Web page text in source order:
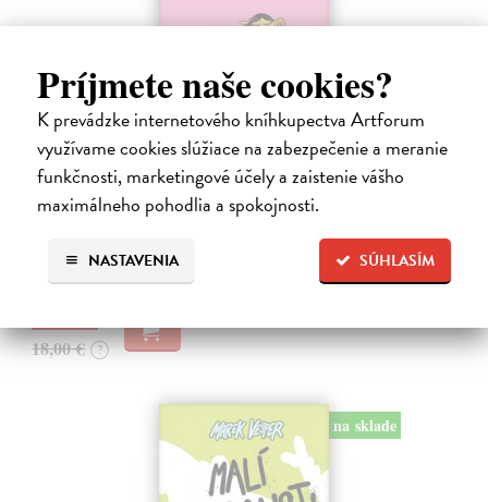
Príjmete naše cookies?
K prevádzke internetového kníhkupectva Artforum
využívame cookies slúžiace na zabezpečenie a meranie
funkčnosti, marketingové účely a zaistenie vášho
maximálneho pohodlia a spokojnosti.
SÚHLASÍM
NASTAVENIA
Ariol 4
Guibert Emmanuel| Kniha
PEŤULA je krásna a ako pekne vonia! Ariol sedí v triede rovno za ňou
a vo svojich myšlienkach ju zasýpa komplimentami. Dokonca si
Na sklade
18,00 € ?
na sklade